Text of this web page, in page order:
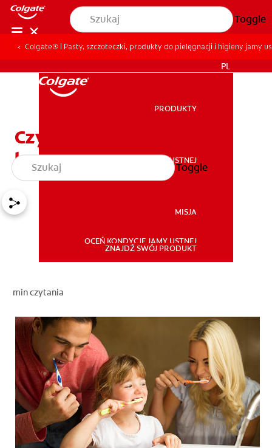
Toggle
ZDROWIE JAMY USTNEJ
DLA PROFESJONALISTÓW
PL
PL
PRODUKTY
ZDROWIE JAMY USTNEJ
MISJA
OCEŃ KONDYCJĘ JAMY USTNEJ
ZNAJDŹ SWÓJ PRODUKT
Toggle
Colgate® | Pasty, szczoteczki, produkty do pielęgnacji i higieny jamy
Czy podczas nitkowania
krwawią Ci dziąsła?
min czytania